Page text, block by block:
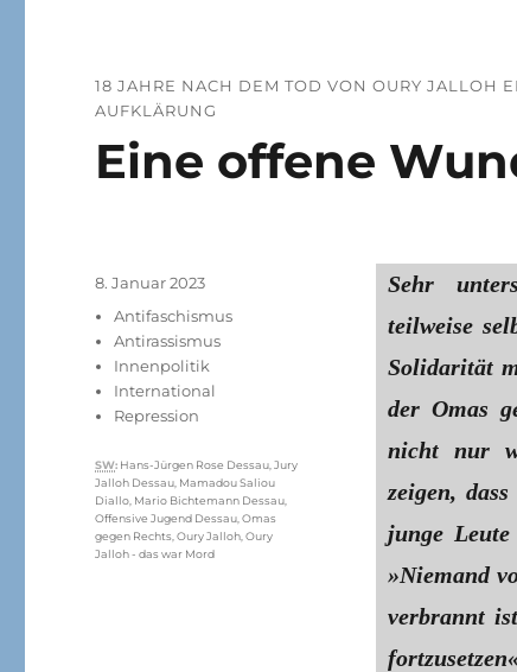
18 JAHRE NACH DEM TOD VON OURY JALLOH
AUFKLÄRUNG
Eine offene
Sehr
teilweise
Solidarität
der Omas
nicht nur
zeigen,
junge Leute
»Niemand
verbrannt
Veröffentlicht
8. Januar 2023
Kategorien
Antifaschismus
Antirassismus
Innenpolitik
International
Repression
Schlagwörter
SW: Hans-Jürgen Rose Dessau ,Jury
Jalloh Dessau Mamadou Saliou
Diallo Mario Bichtemann Dessau
Offensive Jugend Dessau ,Omas
gegen Rechts ,Oury Jalloh ,Oury
Jalloh - das war Mord